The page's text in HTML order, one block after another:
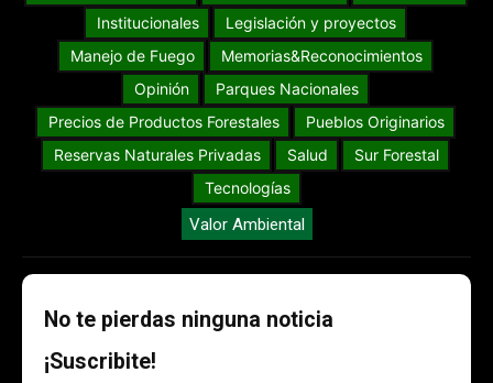
Institucionales
Legislación y proyectos
Manejo de Fuego
Memorias&Reconocimientos
Opinión
Parques Nacionales
Precios de Productos Forestales
Pueblos Originarios
Reservas Naturales Privadas
Salud
Sur Forestal
Tecnologías
Valor Ambiental
No te pierdas ninguna noticia
¡Suscribite!